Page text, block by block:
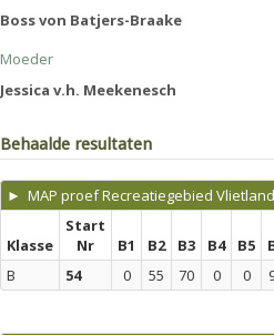
Boss von Batjers-Braake
Moeder
Jessica v.h. Meekenesch
Behaalde resultaten
► MAP proef Recreatiegebied Vlietland
Klasse
Start
Nr
B1 B2 B3 B4 B5
B
54 0 55 70 0 0